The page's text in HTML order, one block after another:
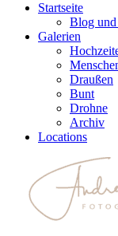
Startseite
Blog
Galerien
Draußen
Bunt
Drohne
Archiv
Locations